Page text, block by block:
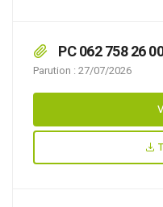
PC 062 758 26
et ST MARTIN
Wattine –
Parution : 27/07/2026